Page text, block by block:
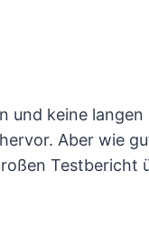
und keine langen
hervor. Aber wie
Testbericht